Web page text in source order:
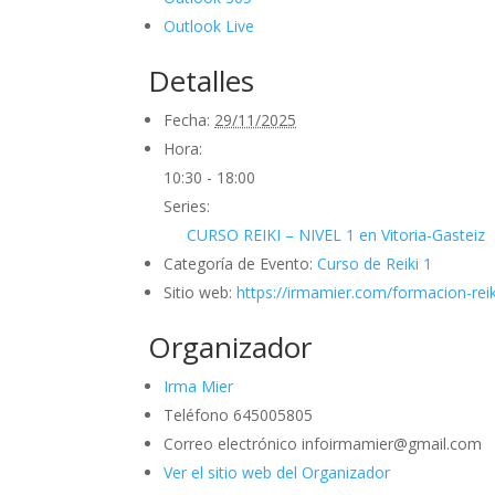
Outlook Live
Detalles
Fecha: 29/11/2025
Hora:
10:30 - 18:00
Series:
CURSO REIKI – NIVEL 1 en Vitoria-Gasteiz
Categoría de Evento: Curso de Reiki 1
Sitio web: https://irmamier.com/formacion-
Organizador
Irma Mier
Teléfono645005805
Correo electrónicoinfoirmamier@gmail.com
Ver el sitio web del Organizador